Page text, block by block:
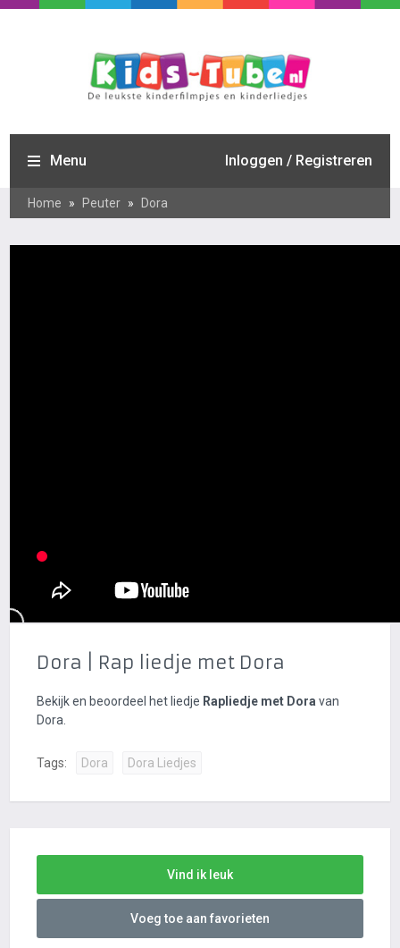
Menu Inloggen / Registreren
Home » Peuter » Dora
Dora | Rap liedje met Dora
Bekijk en beoordeel het liedje Rapliedje met Dora van
Dora.
Tags: Dora Dora Liedjes
Vind ik leuk
Voeg toe aan favorieten